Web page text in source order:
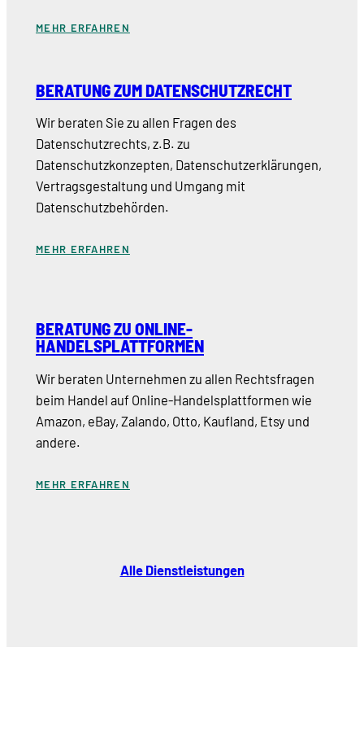
MEHR ERFAHREN
BERATUNG ZUM DATENSCHUTZRECHT
Wir beraten Sie zu allen Fragen des
Datenschutzrechts, z.B. zu
Datenschutzkonzepten, Datenschutzerklärungen,
Vertragsgestaltung und Umgang mit
Datenschutzbehörden.
MEHR ERFAHREN
BERATUNG ZU ONLINE-
HANDELSPLATTFORMEN
Wir beraten Unternehmen zu allen Rechtsfragen
beim Handel auf Online-Handelsplattformen wie
Amazon, eBay, Zalando, Otto, Kaufland, Etsy und
andere.
MEHR ERFAHREN
Alle Dienstleistungen